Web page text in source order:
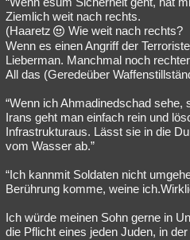
Ziemlich weit nach rechts.
(Haaretz
Wie weit nach rechts?
Wenn es einen Angriff der
Lieberman. Manchmal noch
All das (Geredeüber
“Wenn ich Ahmadinedschad sehe,
Irans geht man einfach rein und
Infrastrukturaus. Lässt sie in die
vom Wasser ab.”
“Ich kannmit Soldaten nicht
Berührung komme, weine
Ich würde meinen Sohn gerne in
die Pflicht eines jeden Juden, in